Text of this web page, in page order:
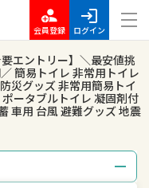
会員登録 ログイン
エントリー】＼最安値挑
簡易トイレ 非常用トイレ
災グッズ 非常用簡易トイ
ータブルトイレ 凝固剤付
車用 台風 避難グッズ 地震